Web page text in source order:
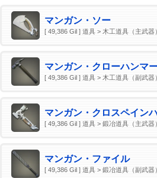
マンガン・ソー
[ 49,386 Gil ] 道具 > 木工道具（主武器）
マンガン・クローハンマ
[ 49,386 Gil ] 道具 > 木工道具（副武器）
マンガン・クロスペイン
[ 49,386 Gil ] 道具 > 鍛冶道具（主武器）
マンガン・ファイル
[ 49,386 Gil ] 道具 > 鍛冶道具（副武器）